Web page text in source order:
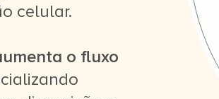
celular.
o fluxo